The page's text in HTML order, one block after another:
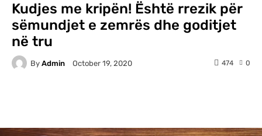
Kudjes me kripën! Është rrezik për
sëmundjet e zemrës dhe goditjet
në tru
By Admin October 19, 2020 0
474